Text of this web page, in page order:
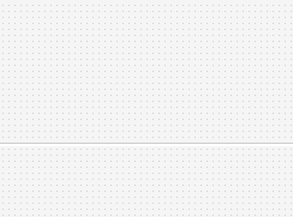
々な事
個人的には前向きに捉えてます。
ビックをご紹介 していきたいで
インスタフォローして インスタラ